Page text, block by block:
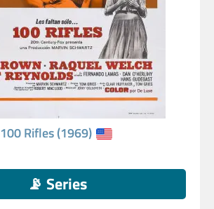
100 Rifles (1969)
📡 Series